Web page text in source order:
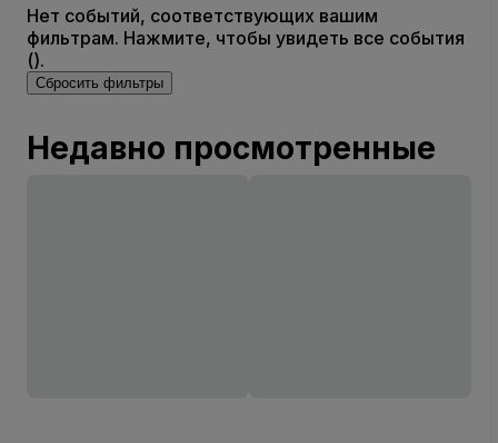
Нет событий, соответствующих вашим
фильтрам. Нажмите, чтобы увидеть все события
().
Сбросить фильтры
Недавно просмотренные